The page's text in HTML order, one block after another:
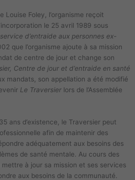
Louise Foley, l’organisme reçoit
le 25 avril 1989 sous
d’entraide aux personnes ex-
que l’organisme ajoute à sa mission
de centre de jour et change son
Centre de jour et d’entraide en santé
mandats, son appellation a été modifié
Le Traversier lors de l’Assemblée
ans d’existence, le Traversier peut
afin de maintenir des
adéquatement aux besoins des
de santé mentale. Au cours des
à jour sa mission et ses services
aux besoins de la communauté.